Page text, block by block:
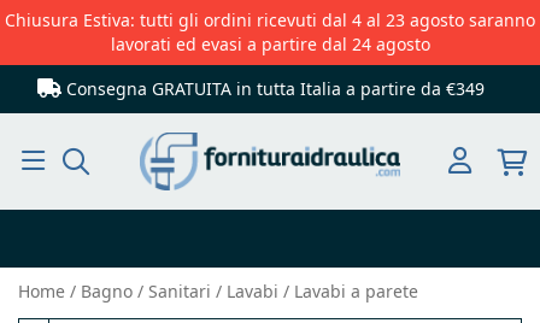
Chiusura Estiva: tutti gli ordini ricevuti dal 4 al 23 agosto saranno
lavorati ed evasi a partire dal 24 agosto
Consegna GRATUITA in tutta Italia a partire da €349
Home Bagno Sanitari Lavabi Lavabi a parete